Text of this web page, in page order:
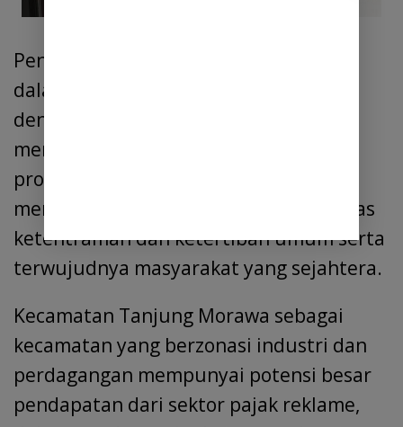
Penempatan personil satgas satpol PP
dalam rangka membangun sinergitas
dengan pemerintah kecamatan,
membantu dan mensukseskan semua
program program pemerintah dalam
mengupayakan terciptanya kondusifitas
ketentraman dan ketertiban umum serta
terwujudnya masyarakat yang sejahtera.
Kecamatan Tanjung Morawa sebagai
kecamatan yang berzonasi industri dan
perdagangan mempunyai potensi besar
pendapatan dari sektor pajak reklame,